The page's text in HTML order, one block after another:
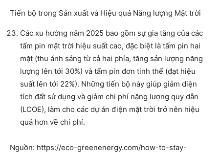
Tiến bộ trong Sản xuất và Hiệu quả Năng lượng Mặt trời
Các xu hướng năm 2025 bao gồm sự gia tăng của các
tấm pin mặt trời hiệu suất cao, đặc biệt là tấm pin hai
mặt (thu ánh sáng từ cả hai phía, tăng sản lượng năng
lượng lên tới 30%) và tấm pin đơn tinh thể (đạt hiệu
suất lên tới 22%). Những tiến bộ này giúp giảm diện
tích đất sử dụng và giảm chi phí năng lượng quy dẫn
(LCOE), làm cho các dự án điện mặt trời trở nên hiệu
quả hơn về chi phí.
Nguồn: https://eco-greenenergy.com/how-to-stay-